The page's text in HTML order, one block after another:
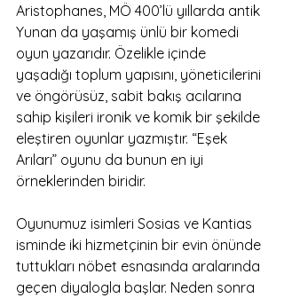
Aristophanes, MÖ 400’lü yıllarda antik
Yunan da yaşamış ünlü bir komedi
oyun yazarıdır. Özelikle içinde
yaşadığı toplum yapısını, yöneticilerini
ve öngörüsüz, sabit bakış acılarına
sahip kişileri ironik ve komik bir şekilde
eleştiren oyunlar yazmıştır. “Eşek
Arıları” oyunu da bunun en iyi
örneklerinden biridir.
Oyunumuz isimleri Sosias ve Kantias
isminde iki hizmetçinin bir evin önünde
tuttukları nöbet esnasında aralarında
geçen diyalogla başlar. Neden sonra